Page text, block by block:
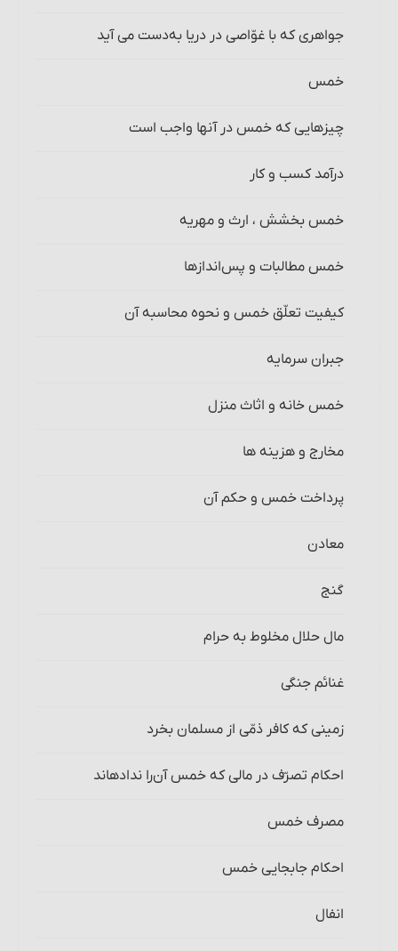
جواهری که با غوّاصی در دریا به‌دست می‏ آید
خمس
چیزهایی که خمس در آنها واجب است‏
درآمد کسب و کار
خمس بخشش ، ارث و مهریه
خمس مطالبات و پس‌اندازها
کیفیت تعلّق خمس و نحوه محاسبه آن‏
جبران سرمایه‏
خمس خانه و اثاث منزل‏
مخارج و هزینه‏ ها
پرداخت خمس و حکم آن‏
معادن
گنج
مال حلال مخلوط به حرام‏
غنائم جنگی
زمینی که کافر ذمّی از مسلمان بخرد
احکام تصرّف در مالی که خمس آن‌را نداده‏اند
مصرف خمس
احکام جابجایی خمس
انفال